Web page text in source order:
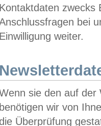
Kontaktdaten zwecks
bei
Einwilligung weiter.
sie den auf der
benötigen wir von
die Überprüfung